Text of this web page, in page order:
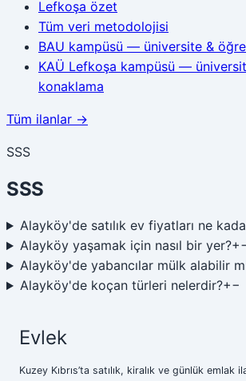
Lefkoşa özet
Tüm veri metodolojisi
BAU kampüsü — üniversite &
KAÜ Lefkoşa kampüsü —
konaklama
Tüm ilanlar →
SSS
SSS
Alayköy'de satılık ev fiyatları ne
Alayköy yaşamak için nasıl bir yer?+
Alayköy'de yabancılar mülk alabilir
Alayköy'de koçan türleri nelerdir?+−
Evlek
Kuzey Kıbrıs’ta satılık, kiralık ve günlük emlak